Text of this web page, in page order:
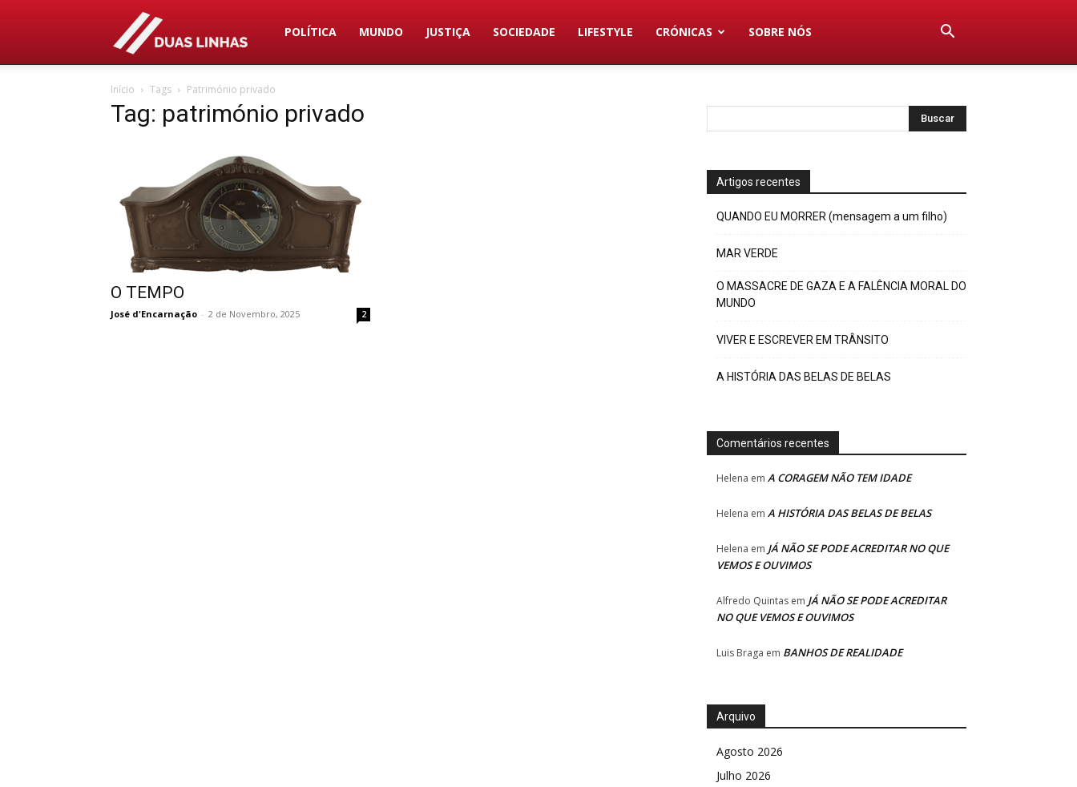
Duas
Linhas
POLÍTICA MUNDO JUSTIÇA SOCIEDADE LIFESTYLE CRÓNICAS SOBRE NÓS
Início Tags Património privado
Tag: património privado
O TEMPO
José d'Encarnação - 2 de Novembro, 2025 2
Artigos recentes
QUANDO EU MORRER (mensagem a um filho)
MAR VERDE
O MASSACRE DE GAZA E A FALÊNCIA MORAL DO
MUNDO
VIVER E ESCREVER EM TRÂNSITO
A HISTÓRIA DAS BELAS DE BELAS
Comentários recentes
Helena em A CORAGEM NÃO TEM IDADE
Helena em A HISTÓRIA DAS BELAS DE BELAS
Helena em JÁ NÃO SE PODE ACREDITAR NO QUE
VEMOS E OUVIMOS
Alfredo Quintas em JÁ NÃO SE PODE ACREDITAR
NO QUE VEMOS E OUVIMOS
Luis Braga em BANHOS DE REALIDADE
Arquivo
Agosto 2026
Julho 2026